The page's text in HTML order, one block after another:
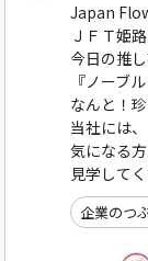
Japan
ＪＦＴ姫
今日の推し
『ノーブ
なんと！
当社には
気になる
見学してく
企業のつ